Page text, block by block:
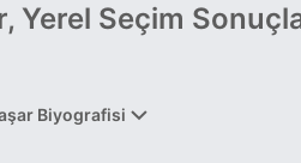
Yerel Seçim
Biyografisi